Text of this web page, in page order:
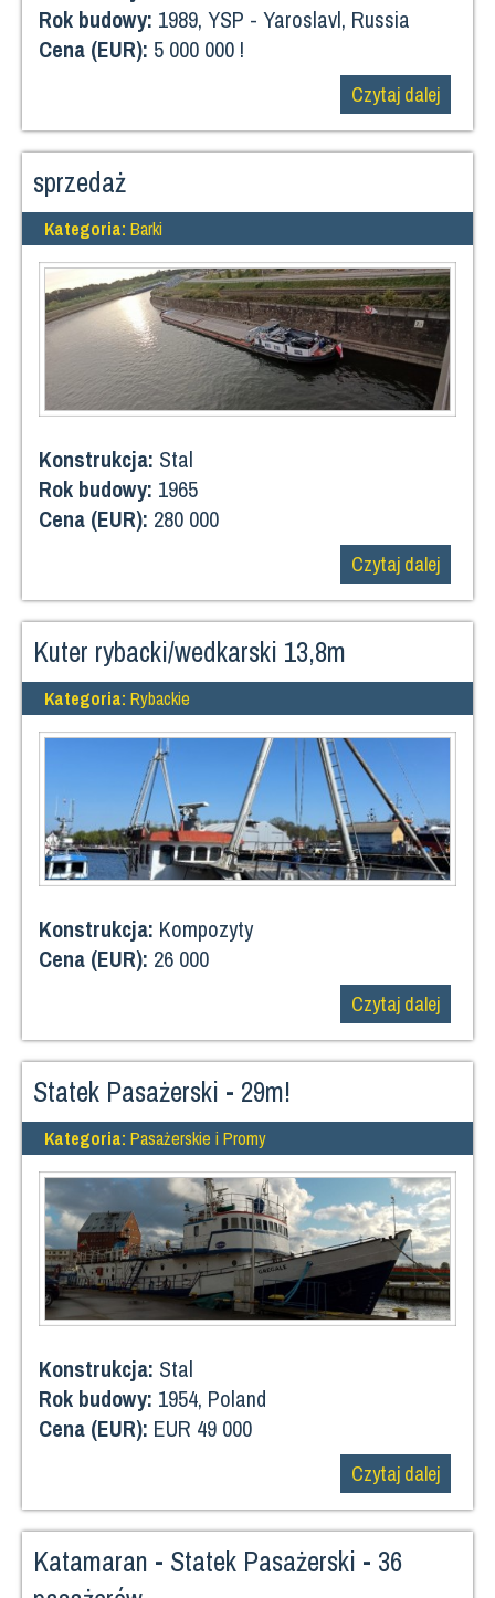
Rok budowy: 1989, YSP - Yaroslavl, Russia
Cena (EUR): 5 000 000 !
Czytaj dalej
sprzedaż
Kategoria: Barki
Konstrukcja: Stal
Rok budowy: 1965
Cena (EUR): 280 000
Czytaj dalej
Kuter rybacki/wedkarski 13,8m
Kategoria: Rybackie
Konstrukcja: Kompozyty
Cena (EUR): 26 000
Czytaj dalej
Statek Pasażerski - 29m!
Kategoria: Pasażerskie i Promy
Konstrukcja: Stal
Rok budowy: 1954, Poland
Cena (EUR): EUR 49 000
Czytaj dalej
Katamaran - Statek Pasażerski - 36